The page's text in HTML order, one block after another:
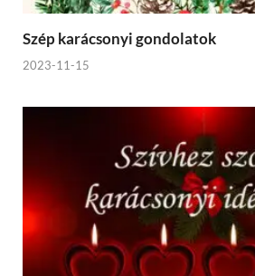
Szép karácsonyi gondolatok
2023-11-15